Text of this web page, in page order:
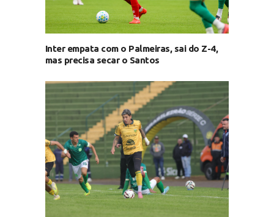
Inter empata com o Palmeiras, sai do Z-4,
mas precisa secar o Santos